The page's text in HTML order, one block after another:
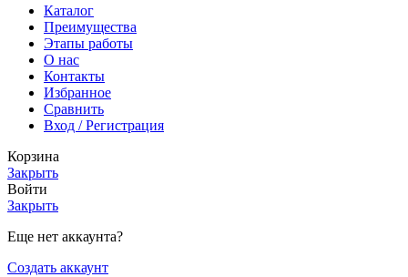
Каталог
Преимущества
Этапы работы
О нас
Контакты
Избранное
Сравнить
Вход / Регистрация
Корзина
Закрыть
Войти
Закрыть
Еще нет аккаунта?
Создать аккаунт